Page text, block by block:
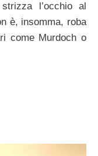
l’occhio al
è, insomma, roba
come Murdoch o